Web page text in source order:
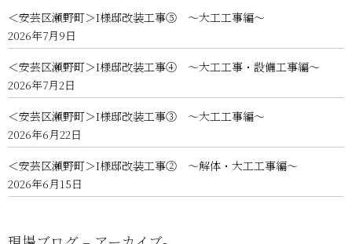
＜安芸区瀬野町＞I様邸改装工事⑤ ～大工工事編～
2026年7月9日
＜安芸区瀬野町＞I様邸改装工事④ ～大工工事・設備工事編～
2026年7月2日
＜安芸区瀬野町＞I様邸改装工事③ ～大工工事編～
2026年6月22日
＜安芸区瀬野町＞I様邸改装工事② ～解体・大工工事編～
2026年6月15日